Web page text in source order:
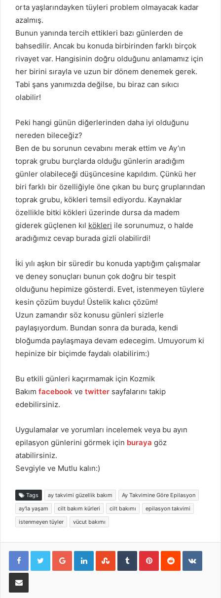
orta yaşlarındayken tüyleri problem olmayacak kadar
azalmış.
Bunun yanında tercih ettikleri bazı günlerden de
bahsedilir. Ancak bu konuda birbirinden farklı birçok
rivayet var. Hangisinin doğru olduğunu anlamamız için
her birini sırayla ve uzun bir dönem denemek gerek.
Tabi şans yanımızda değilse, bu biraz can sıkıcı
olabilir!
Peki hangi günün diğerlerinden daha iyi olduğunu
nereden bileceğiz?
Ben de bu sorunun cevabını merak ettim ve Ay’ın
toprak grubu burçlarda olduğu günlerin aradığım
günler olabileceği düşüncesine kapıldım. Çünkü her
biri farklı bir özelliğiyle öne çıkan bu burç gruplarından
toprak grubu, kökleri temsil ediyordu. Kaynaklar
özellikle bitki kökleri üzerinde dursa da madem
giderek güçlenen kıl kökleri ile sorunumuz, o halde
aradığımız cevap burada gizli olabilirdi!
İki yılı aşkın bir süredir bu konuda yaptığım çalışmalar
ve deney sonuçları bunun çok doğru bir tespit
olduğunu hepimize gösterdi. Evet, istenmeyen tüylere
kesin çözüm buydu! Üstelik kalıcı çözüm!
Uzun zamandır söz konusu günleri sizlerle
paylaşıyordum. Bundan sonra da burada, kendi
bloğumda paylaşmaya devam edecegim. Umuyorum ki
hepinize bir biçimde faydalı olabilirim:)
Bu etkili günleri kaçırmamak için Kozmik
Bakım facebook ve twitter sayfalarını takip
edebilirsiniz.
Uygulamalar ve yorumları incelemek veya bu ayın
epilasyon günlerini görmek için buraya göz
atabilirsiniz.
Sevgiyle ve Mutlu kalın:)
Tags ay takvimi güzellik bakım
Ay Takvimine Göre Epilasyon
ay'la yaşam
cilt bakım kürleri cilt bakımı
epilasyon takvimi
istenmeyen tüyler
vücut bakımı
Google+LinkedInStumbleUpon
TumblrPinterestReddit
E-Posta ile paylaş